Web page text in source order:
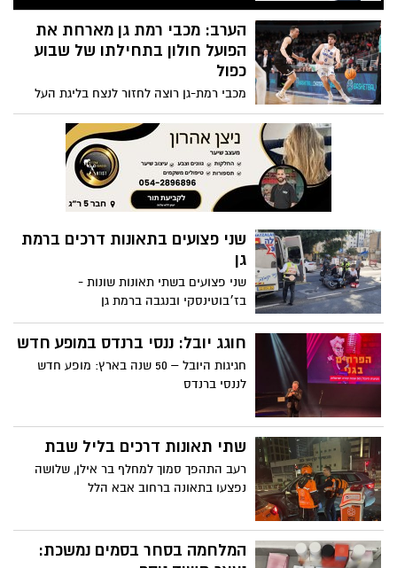
הרווקות המאוחרת?
הערב: מכבי רמת גן מארחת את
הפועל חולון בתחילתו של שבוע
כפול
מכבי רמת-גן רוצה לחזור לנצח בליגת העל
בכדורסל ולהמשיך את ההצלחה מאירופה
שני פצועים בתאונות דרכים ברמת
גן
שני פצועים בשתי תאונות שונות -
בז׳בוטינסקי ובנגבה ברמת גן
חוגג יובל: ננסי ברנדס במופע חדש
חגיגות היובל – 50 שנה בארץ: מופע חדש
לננסי ברנדס
שתי תאונות דרכים בליל שבת
רעב התהפך סמוך למחלף בר אילן, שלושה
נפצעו בתאונה ברחוב אבא הלל
המלחמה בסחר בסמים נמשכת: